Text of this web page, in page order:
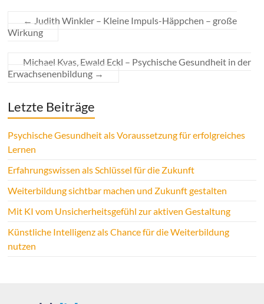
← Judith Winkler – Kleine Impuls-Häppchen – große
Wirkung
Michael Kvas, Ewald Eckl – Psychische Gesundheit in der
Erwachsenenbildung →
Letzte Beiträge
Psychische Gesundheit als Voraussetzung für erfolgreiches
Lernen
Erfahrungswissen als Schlüssel für die Zukunft
Weiterbildung sichtbar machen und Zukunft gestalten
Mit KI vom Unsicherheitsgefühl zur aktiven Gestaltung
Künstliche Intelligenz als Chance für die Weiterbildung
nutzen